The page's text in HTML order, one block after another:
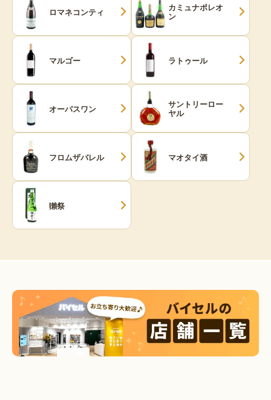
ロマネコンティ カミュナポレオ
ン
マルゴー ラトゥール
オーパスワン サントリーロー
ヤル
フロムザバレル マオタイ酒
獺祭